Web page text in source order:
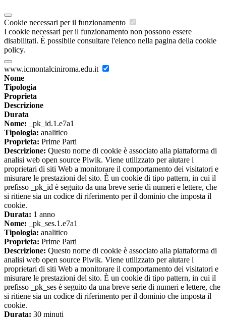
Cookie necessari per il funzionamento
I cookie necessari per il funzionamento non possono essere
disabilitati. È possibile consultare l'elenco nella pagina della cookie
policy.
www.icmontalciniroma.edu.it
Nome
Tipologia
Proprieta
Descrizione
Durata
Nome: _pk_id.1.e7a1
Tipologia: analitico
Proprieta: Prime Parti
Descrizione: Questo nome di cookie è associato alla piattaforma di
analisi web open source Piwik. Viene utilizzato per aiutare i
proprietari di siti Web a monitorare il comportamento dei visitatori e
misurare le prestazioni del sito. È un cookie di tipo pattern, in cui il
prefisso _pk_id è seguito da una breve serie di numeri e lettere, che
si ritiene sia un codice di riferimento per il dominio che imposta il
cookie.
Durata: 1 anno
Nome: _pk_ses.1.e7a1
Tipologia: analitico
Proprieta: Prime Parti
Descrizione: Questo nome di cookie è associato alla piattaforma di
analisi web open source Piwik. Viene utilizzato per aiutare i
proprietari di siti Web a monitorare il comportamento dei visitatori e
misurare le prestazioni del sito. È un cookie di tipo pattern, in cui il
prefisso _pk_ses è seguito da una breve serie di numeri e lettere, che
si ritiene sia un codice di riferimento per il dominio che imposta il
cookie.
Durata: 30 minuti